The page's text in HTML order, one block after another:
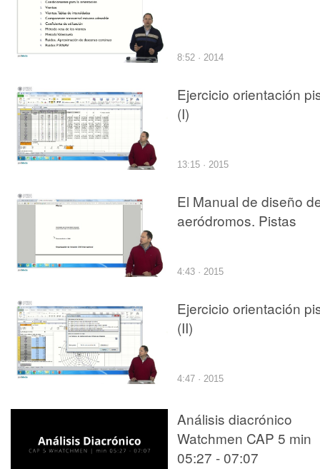
8:52 · 2014
Ejercicio orientación
(I)
13:15 · 2015
El Manual de diseño
aeródromos. Pistas
4:43 · 2015
Ejercicio orientación
(II)
4:47 · 2015
Análisis diacrónico
Watchmen CAP 5 min
05:27 - 07:07